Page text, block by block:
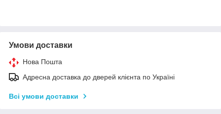
Умови доставки
Нова Пошта
Адресна доставка до дверей клієнта по Україні
Всі умови доставки